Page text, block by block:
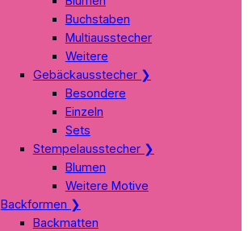
Buchstaben
Multiausstecher
Weitere
Gebäckausstecher ❯
Besondere
Einzeln
Sets
Stempelausstecher ❯
Blumen
Weitere Motive
Backformen ❯
Backmatten